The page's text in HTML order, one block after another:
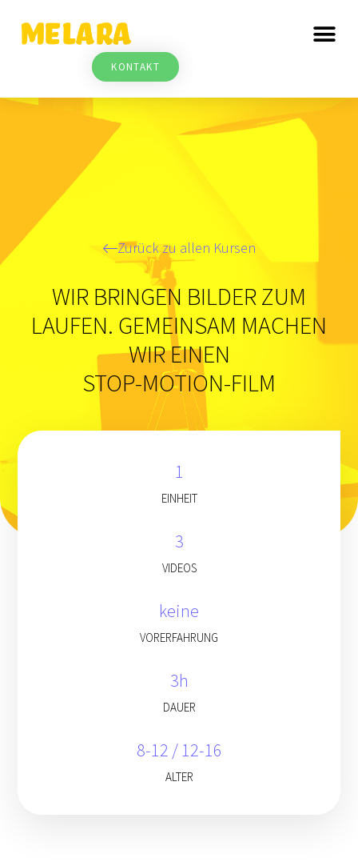
KONTAKT
Zurück zu allen Kursen
WIR BRINGEN BILDER ZUM
LAUFEN. GEMEINSAM MACHEN
WIR EINEN
STOP-MOTION-FILM
1
EINHEIT
3
VIDEOS
keine
VORERFAHRUNG
3h
DAUER
8-12 / 12-16
ALTER